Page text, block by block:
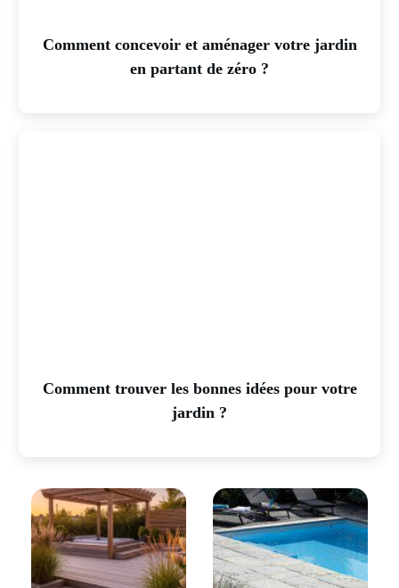
Comment concevoir et aménager votre jardin
en partant de zéro ?
Comment trouver les bonnes idées pour votre
jardin ?